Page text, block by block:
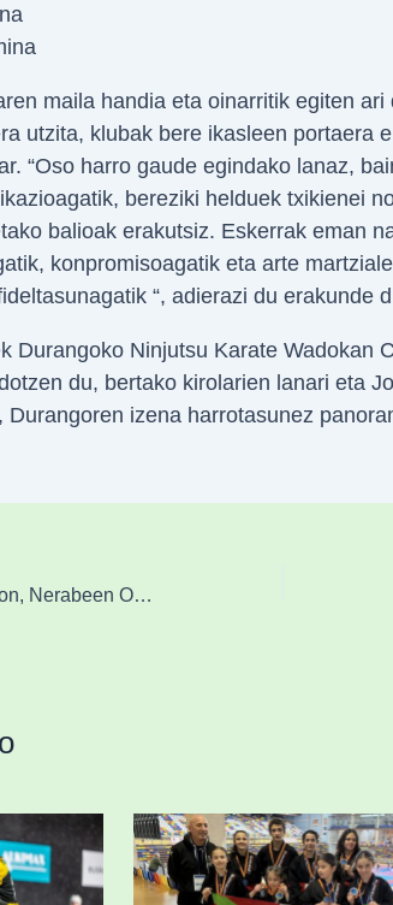
maila handia eta oinarritik egiten
utzita, klubak bere ikasleen portaera
“Oso harro gaude egindako lanaz,
bereziki helduek txikienei
balioak erakutsiz. Eskerrak eman
konpromisoagatik eta arte
“, adierazi du erakunde
Durangoko Ninjutsu Karate Wadokan
du, bertako kirolarien lanari eta
Durangoren izena harrotasunez
“Peleles” antzezlana Durangon, Nerabeen Ongizate Mentalaren Munduko Egunaren baitan